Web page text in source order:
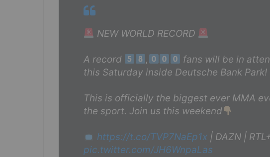
NEW WORLD RECORD
A record ,
fans will be in
this Saturday inside Deutsche Bank Park!
This is officially the biggest ever MMA
the sport. Join us this weekend
https://t.co/TVP7NaEp1x| DAZN |
pic.twitter.com/JH6WnpaLas